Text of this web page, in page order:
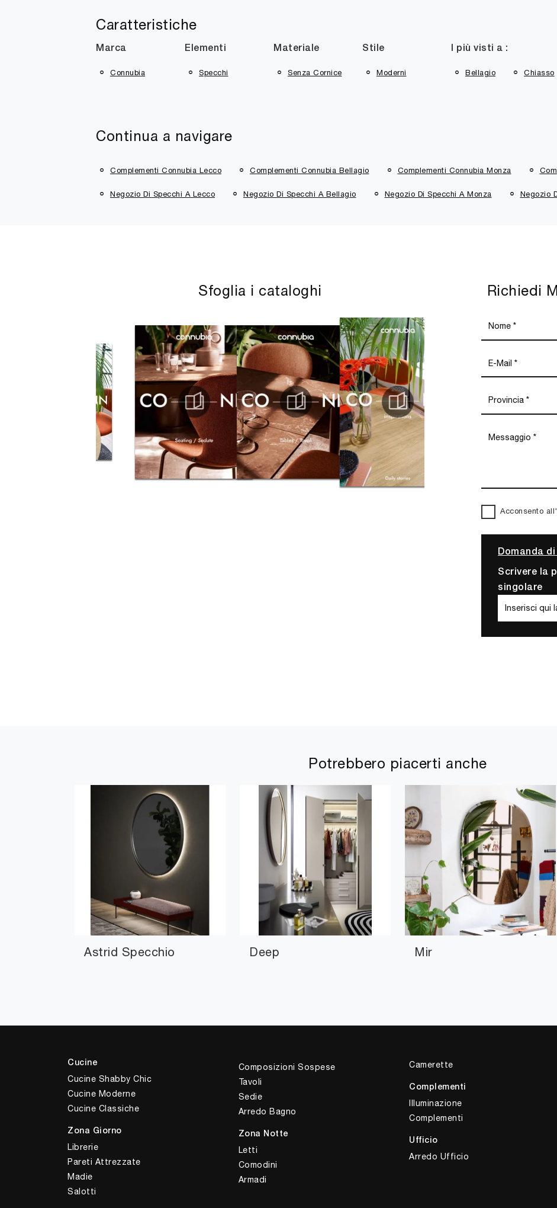
Caratteristiche
Marca
Connubia
Elementi
Specchi
Materiale
Senza Cornice
Stile
Moderni
I più visti a :
Bellagio Chiasso
Continua a navigare
Complementi Connubia Lecco Complementi Connubia Bellagio Complementi Connubia Monza
Negozio Di Specchi A Lecco Negozio Di Specchi A Bellagio Negozio Di Specchi A Monza Negozio
Sfoglia i cataloghi Richiedi
Acconsento
Domanda
Scrivere la
singolare
Potrebbero piacerti anche
Astrid Specchio Deep Mir
Cucine
Cucine Shabby Chic
Cucine Moderne
Cucine Classiche
Zona Giorno
Librerie
Pareti Attrezzate
Madie
Salotti
Composizioni Sospese
Tavoli
Sedie
Arredo Bagno
Zona Notte
Letti
Comodini
Armadi
Camerette
Complementi
Illuminazione
Complementi
Ufficio
Arredo Ufficio